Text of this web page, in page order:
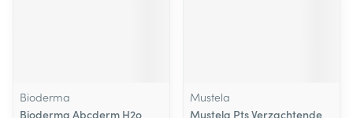
Bioderma
Bioderma Abcderm H2o
Mustela
Mustela Pts Verzachtende